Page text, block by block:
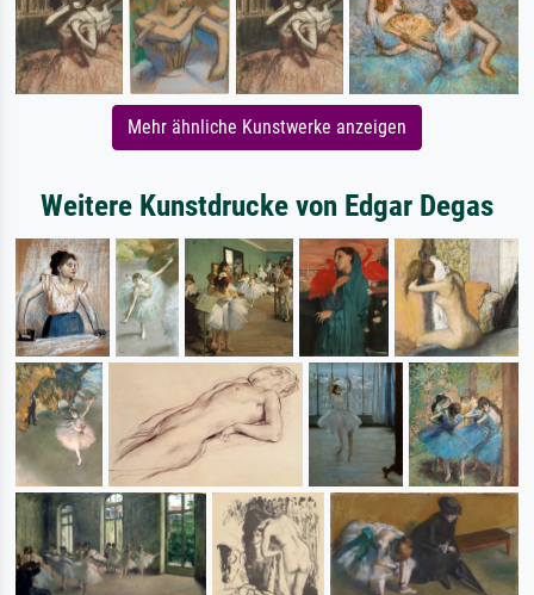
Mehr ähnliche Kunstwerke anzeigen
Weitere Kunstdrucke von Edgar Degas